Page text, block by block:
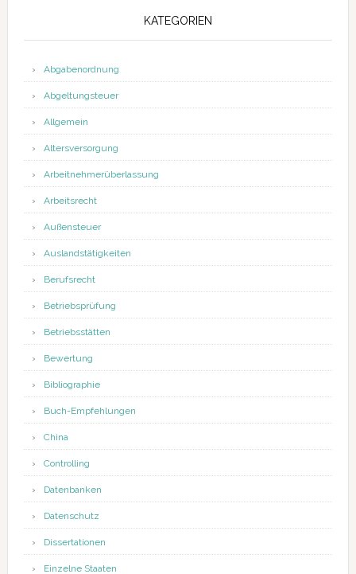
KATEGORIEN
Abgabenordnung
Abgeltungsteuer
Allgemein
Altersversorgung
Arbeitnehmerüberlassung
Arbeitsrecht
Außensteuer
Auslandstätigkeiten
Berufsrecht
Betriebsprüfung
Betriebsstätten
Bewertung
Bibliographie
Buch-Empfehlungen
China
Controlling
Datenbanken
Datenschutz
Dissertationen
Einzelne Staaten